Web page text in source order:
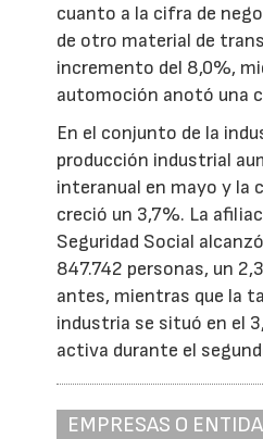
cuanto a la cifra de
de otro material de
incremento del 8,0%,
automoción anotó una
En el conjunto de la
producción industrial
interanual en mayo y la
creció un 3,7%. La
Seguridad Social
847.742 personas, un
antes, mientras que la
industria se situó en el
activa durante el
EMPRESAS O